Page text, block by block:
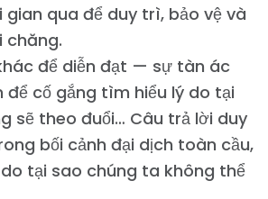
qua để duy trì, bảo vệ và
chăng.
để diễn đạt — sự tàn ác
cố gắng tìm hiểu lý do tại
sẽ theo đuổi… Câu trả lời duy
bối cảnh đại dịch toàn cầu,
tại sao chúng ta không thể